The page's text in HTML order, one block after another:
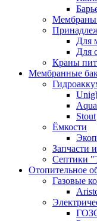
Мембраны
Для
Для
Краны
Мембранные
Stout
Ёмкости
Запчасти
Септики
Отопительное
Газовые